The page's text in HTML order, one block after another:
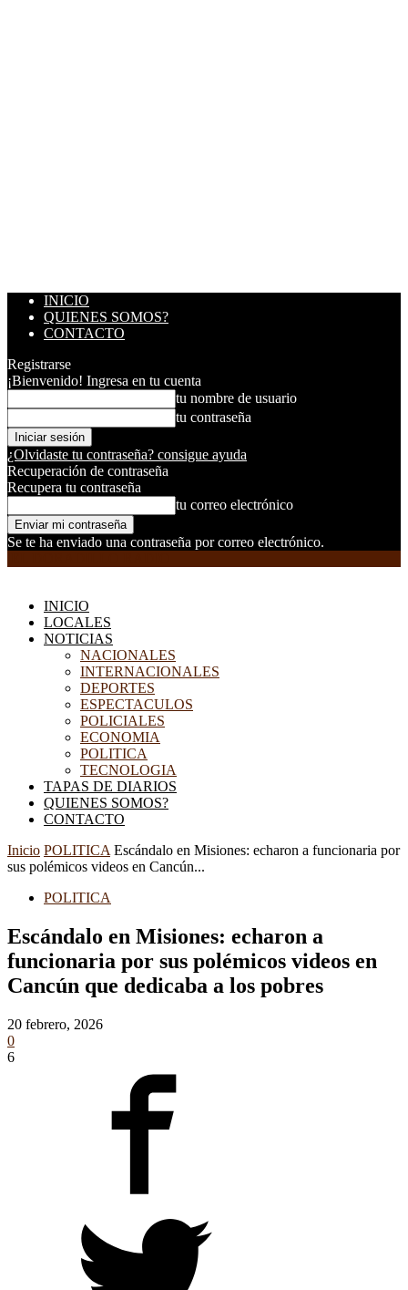
INICIO
QUIENES SOMOS?
CONTACTO
Registrarse
¡Bienvenido! Ingresa en tu cuenta
tu nombre de usuario
tu contraseña
¿Olvidaste tu contraseña? consigue ayuda
Recuperación de contraseña
Recupera tu contraseña
tu correo electrónico
Se te ha enviado una contraseña por correo electrónico.
INICIO
LOCALES
NOTICIAS
NACIONALES
INTERNACIONALES
DEPORTES
ESPECTACULOS
POLICIALES
ECONOMIA
POLITICA
TECNOLOGIA
TAPAS DE DIARIOS
QUIENES SOMOS?
CONTACTO
Inicio POLITICA Escándalo en Misiones: echaron a funcionaria por
sus polémicos videos en Cancún...
POLITICA
Escándalo en Misiones: echaron a
funcionaria por sus polémicos videos en
Cancún que dedicaba a los pobres
20 febrero, 2026
0
6